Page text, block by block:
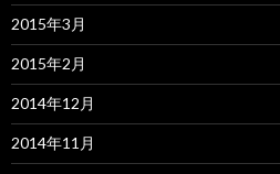
2015年3月
2015年2月
2014年12月
2014年11月